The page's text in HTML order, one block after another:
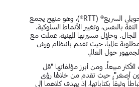
ماريسا بير هي عالمة نفسية ومعالجة بريطانية مرموقة، معروفة بتطويرها أسلوب العلاج التحويلي السريع® (RTT®)، وهو منهج يجمع
بالنفس، وتغيير الأنماط السلوكية.
في المملكة المتحدة، وتمتلك خبرة تتجاوز 30 عاماً في هذا المجال. وخلال مسيرتها المهنية، عملت مع
عالمياً، حيث تقدم بانتظام ورش
مبيعاً. ومن أبرز مؤلفاتها "قل
أصغر"، حيث تقدم من خلالها رؤى
وثيقاً بكتاباتها، إذ يهدف كلاهما إلى